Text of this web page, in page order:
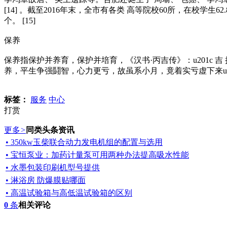
[14] 。截至2016年末，全市有各类 高等院校60所，在校学生
个。 [15]
保养
保养指保护并养育，保护并培育，《汉书·丙吉传》：u201c
养，平生争强鬪智，心力更亏，故虽系小月，竟着实亏虚下来
标签： 服务 中心
打赏
更多> 同类头条资讯
• 350kw玉柴联合动力发电机组的配置与选用
• 宝恒泵业：加药计量泵可用两种办法提高吸水性能
• 水墨包装印刷机型号提供
• 淋浴房 防爆膜贴哪面
• 高温试验箱与高低温试验箱的区别
0 条相关评论